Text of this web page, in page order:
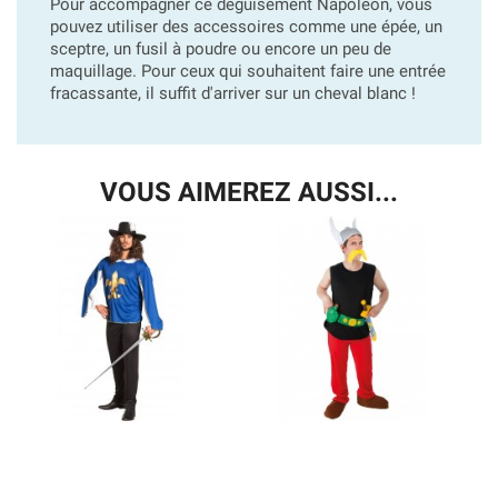
Pour accompagner ce déguisement Napoléon, vous
pouvez utiliser des accessoires comme une épée, un
sceptre, un fusil à poudre ou encore un peu de
maquillage. Pour ceux qui souhaitent faire une entrée
fracassante, il suffit d'arriver sur un cheval blanc !
VOUS AIMEREZ AUSSI...